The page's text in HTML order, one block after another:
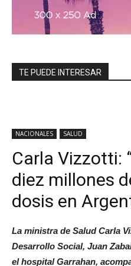
TE PUEDE INTERESAR